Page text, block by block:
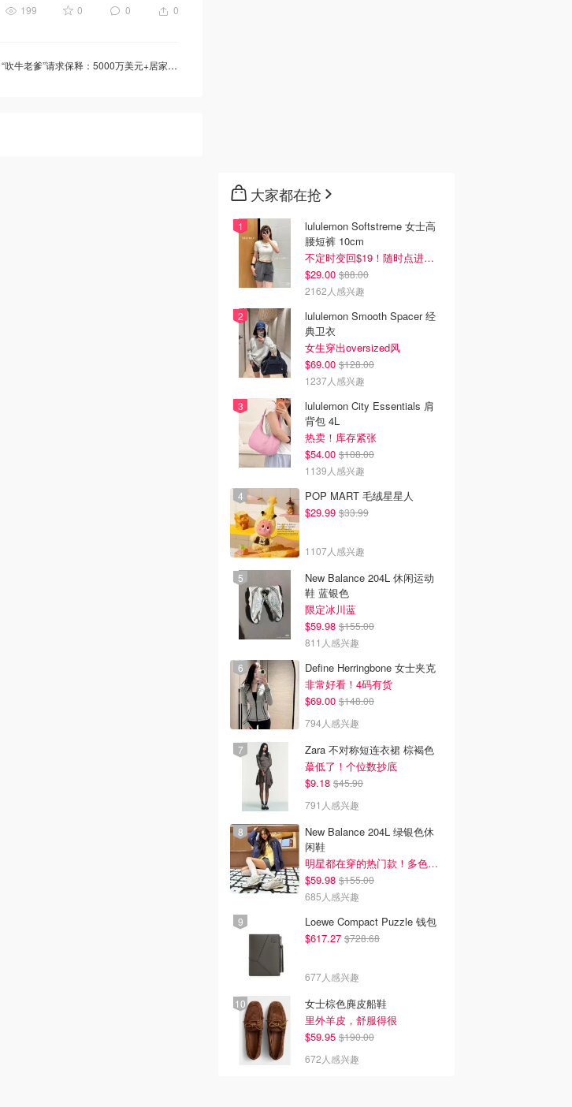
199 0 0 0
“吹牛老爹”请求保释：5000万美元+居家监禁换取自由
大家都在抢
lululemon Softstreme 女士高
腰短裤 10cm
不定时变回$19！随时点进来看
$29.00 $88.00
2162人感兴趣
lululemon Smooth Spacer 经
典卫衣
女生穿出oversized风
$69.00 $128.00
1237人感兴趣
lululemon City Essentials 肩
背包 4L
热卖！库存紧张
$54.00 $108.00
1139人感兴趣
POP MART 毛绒星星人
$29.99 $33.99
1107人感兴趣
New Balance 204L 休闲运动
鞋 蓝银色
限定冰川蓝
$59.98 $155.00
811人感兴趣
Define Herringbone 女士夹克
非常好看！4码有货
$69.00 $148.00
794人感兴趣
Zara 不对称短连衣裙 棕褐色
蕞低了！个位数抄底
$9.18 $45.90
791人感兴趣
New Balance 204L 绿银色休
闲鞋
明星都在穿的热门款！多色可选 3.8折
$59.98 $155.00
685人感兴趣
Loewe Compact Puzzle 钱包
$617.27 $728.68
677人感兴趣
女士棕色麂皮船鞋
里外羊皮，舒服得很
$59.95 $190.00
672人感兴趣